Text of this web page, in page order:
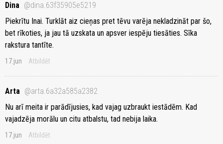
Dina @dina.63f35905e5219
Piekrītu Inai. Turklāt aiz cieņas pret tēvu varēja nekladzināt par šo,
bet rīkoties, ja jau tā uzskata un apsver iespēju tiesāties. Sīka
rakstura tantīte.
17.jun Atbildēt
Arta @arta.6a32a585a2382
Nu arī meita ir parādījusies, kad vajag uzbraukt iestādēm. Kad
vajadzēja morālu un citu atbalstu, tad nebija laika.
17.jun Atbildēt